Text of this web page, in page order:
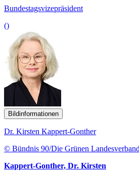
Bundestagsvizepräsident
()
Bildinformationen
Dr. Kirsten Kappert-Gonther
© Bündnis 90/Die Grünen
Kappert-Gonther, Dr. Kirsten